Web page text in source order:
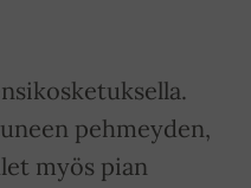
pehmeyden,
myös pian